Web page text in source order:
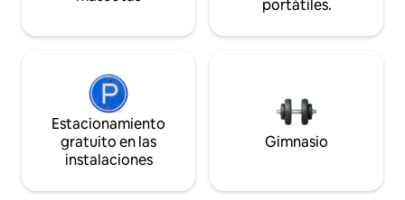
portátiles.
Estacionamiento
gratuito en las
instalaciones
Gimnasio